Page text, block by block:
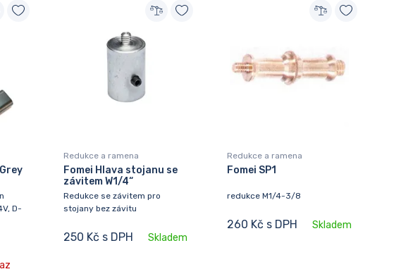
D-
Redukce a ramena
Fomei Hlava stojanu se
závitem W1/4“
Redukce se závitem pro
stojany bez závitu
250 Kč s DPH Skladem
Redukce a ramena
Fomei SP1
redukce M1/4-3/8
260 Kč s DPH Skladem